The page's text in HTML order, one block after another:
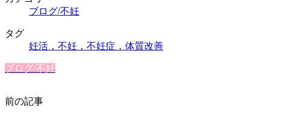
ブログ/不妊
タグ
妊活，不妊，不妊症，体質改善
ブログ/不妊
前の記事